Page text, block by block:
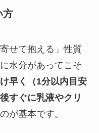
方
せて抱える」性質
水分があってこそ
早く（1分以内目安
すぐに乳液やクリ
のが基本です。